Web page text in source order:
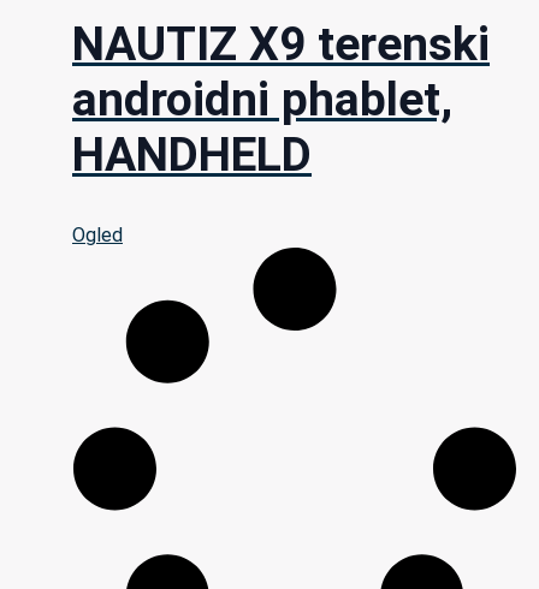
NAUTIZ X9 terenski
androidni phablet,
HANDHELD
Ogled